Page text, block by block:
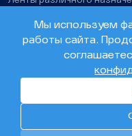
Мы используем
работы сайта.
© ООО «Олента». 2026
Политика
Согласие на обработку
Разработка сайта –Инфо-